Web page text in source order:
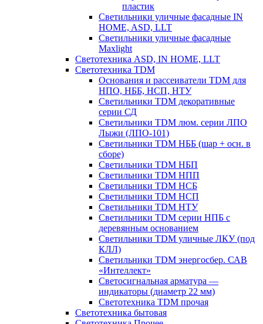
пластик
Светильники уличные фасадные IN
HOME, ASD, LLT
Светильники уличные фасадные
Maxlight
Светотехника ASD, IN HOME, LLT
Светотехника TDM
Основания и рассеиватели TDM для
НПО, НББ, НСП, НТУ
Светильники TDM декоративные
серии СД
Светильники TDM люм. серии ЛПО
Лыжи (ЛПО-101)
Светильники TDM НББ (шар + осн. в
сборе)
Светильники TDM НБП
Светильники TDM НПП
Светильники TDM НСБ
Светильники TDM НСП
Светильники TDM НТУ
Светильники TDM серии НПБ с
деревянным основанием
Светильники TDM уличные ЛКУ (под
КЛЛ)
Светильники TDM энергосбер. САВ
«Интеллект»
Светосигнальная арматура —
индикаторы (диаметр 22 мм)
Светотехника TDM прочая
Светотехника бытовая